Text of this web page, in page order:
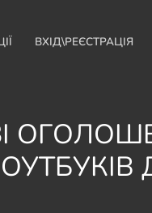
ВХІД\РЕЄСТРАЦІЯ